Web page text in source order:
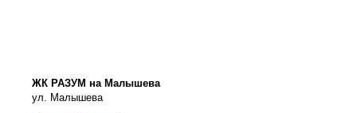
ЖК РАЗУМ на Малышева
ул. Малышева